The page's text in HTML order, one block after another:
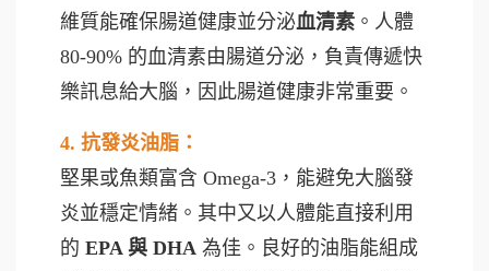
維質能確保腸道健康並分泌血清素 。人體
80-90% 的血清素由腸道分泌，負責傳遞快
樂訊息給大腦，因此腸道健康非常重要。
4. 抗發炎油脂：
堅果或魚類富含 Omega-3，能避免大腦發
炎並穩定情緒。其中又以人體能直接利用
的 EPA 與 DHA 為佳。良好的油脂能組成